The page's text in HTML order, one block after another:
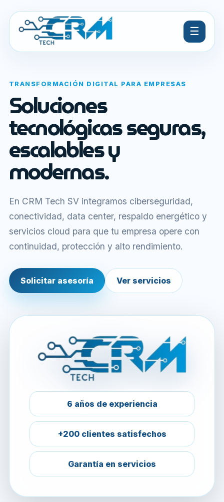
☰
TRANSFORMACIÓN DIGITAL PARA EMPRESAS
Soluciones
tecnológicas seguras,
escalables y
modernas.
En CRM Tech SV integramos ciberseguridad,
conectividad, data center, respaldo energético y
servicios cloud para que tu empresa opere con
continuidad, protección y alto rendimiento.
Solicitar asesoría Ver servicios
6 años de experiencia
+200 clientes satisfechos
Garantía en servicios